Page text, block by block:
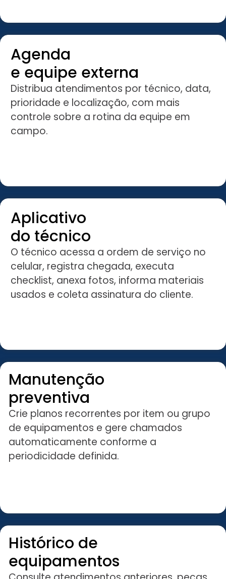
Agenda
e equipe externa
Distribua atendimentos por técnico, data,
prioridade e localização, com mais
controle sobre a rotina da equipe em
campo.
Aplicativo
do técnico
O técnico acessa a ordem de serviço no
celular, registra chegada, executa
checklist, anexa fotos, informa materiais
usados e coleta assinatura do cliente.
Manutenção
preventiva
Crie planos recorrentes por item ou grupo
de equipamentos e gere chamados
automaticamente conforme a
periodicidade definida.
Histórico de
equipamentos